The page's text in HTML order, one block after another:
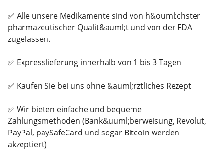
✅ Alle unsere Medikamente sind von h&ouml;chster
pharmazeutischer Qualit&auml;t und von der FDA
zugelassen.
✅ Expresslieferung innerhalb von 1 bis 3 Tagen
✅ Kaufen Sie bei uns ohne &auml;rztliches Rezept
✅ Wir bieten einfache und bequeme
Zahlungsmethoden (Bank&uuml;berweisung, Revolut,
PayPal, paySafeCard und sogar Bitcoin werden
akzeptiert)